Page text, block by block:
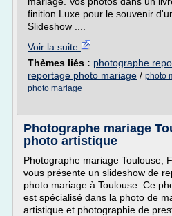
finition Luxe pour le souvenir
Slideshow ....
Voir la suite
Thèmes liés : photographe
reportage photo mariage / photo
photo mariage
Photographe mariage
photo artistique
Photographe mariage Toulouse,
vous présente un slideshow de
photo mariage à Toulouse. Ce
est spécialisé dans la photo de
artistique et photographie de